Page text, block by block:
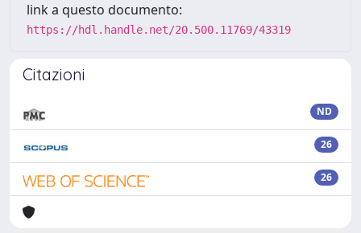
link a questo documento:
https://hdl.handle.net/20.500.11769/43319
Citazioni
ND
26
26